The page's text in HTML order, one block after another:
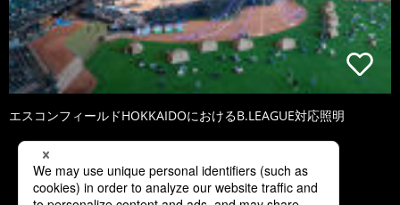
エスコンフィールドHOKKAIDOにおけるB.LEAGUE対応照明
1 2 3 4 5